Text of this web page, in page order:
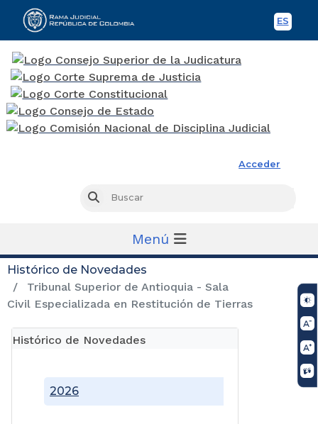
ES
Acceder
Buscar
Menú
Histórico de Novedades
Tribunal Superior de Antioquia - Sala
Civil Especializada en Restitución de Tierras
Histórico de Novedades
2026